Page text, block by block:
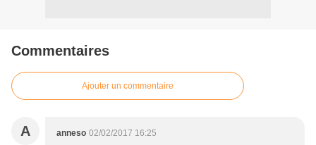
Commentaires
Ajouter un commentaire
A anneso 02/02/2017 16:25